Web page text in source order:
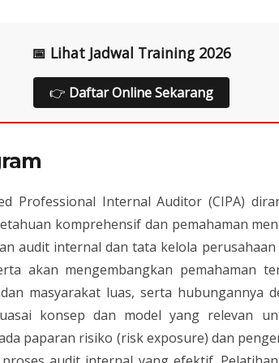
📅 Lihat Jadwal Training 2026
👉 Daftar Online Sekarang
Professional Internal Auditor (CIPA)
komprehensif dan pemahaman
audit internal dan tata kelola
akan mengembangkan pemahaman
masyarakat luas, serta hubungannya
konsep dan model yang relevan
paparan risiko (risk exposure) dan